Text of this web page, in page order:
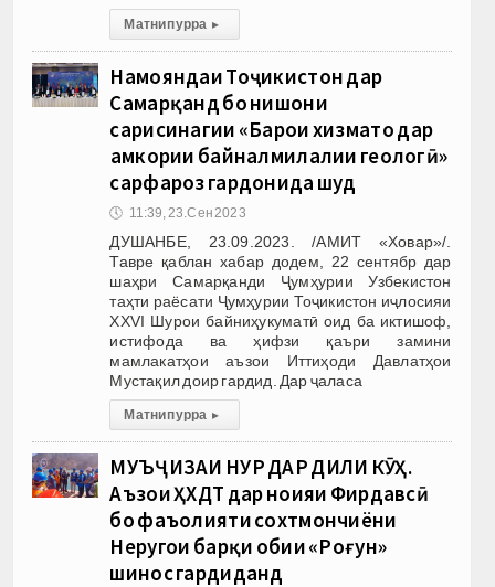
Матни пурра ▸
Намояндаи Тоҷикистон дар
Самарқанд бо нишони
сарисинагии «Барои хизматҳо дар
ҳамкории байналмилалии геологӣ»
сарфароз гардонида шуд
🕔 11:39, 23.Сен 2023
ДУШАНБЕ, 23.09.2023. /АМИТ «Ховар»/.
Тавре қаблан хабар додем, 22 сентябр дар
шаҳри Самарқанди Ҷумҳурии Узбекистон
таҳти раёсати Ҷумҳурии Тоҷикистон иҷлосияи
XXVI Шурои байниҳукуматӣ оид ба иктишоф,
истифода ва ҳифзи қаъри замини
мамлакатҳои аъзои Иттиҳоди Давлатҳои
Мустақил доир гардид. Дар ҷаласа
Матни пурра ▸
МУЪҶИЗАИ НУР ДАР ДИЛИ КӮҲ.
Аъзои ҲХДТ дар ноҳияи Фирдавсӣ
бо фаъолияти сохтмончиёни
Неругоҳи барқи обии «Роғун»
шинос гардиданд